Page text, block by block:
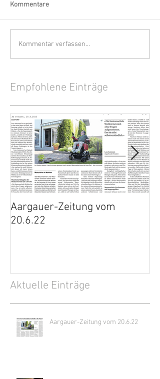
Kommentare
Kommentar verfassen...
Empfohlene Einträge
Aargauer-Zeitung vom
20.6.22
Aktuelle Einträge
Aargauer-Zeitung vom 20.6.22